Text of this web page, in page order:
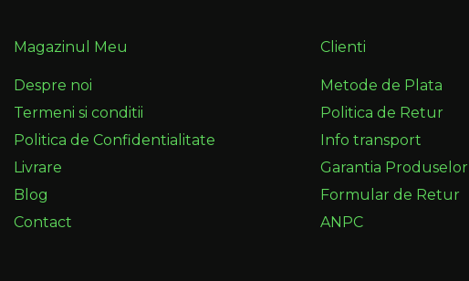
Magazinul Meu
Despre noi
Termeni si conditii
Politica de Confidentialitate
Livrare
Blog
Contact
Clienti
Metode de Plata
Politica de Retur
Info transport
Garantia Produselor
Formular de Retur
ANPC